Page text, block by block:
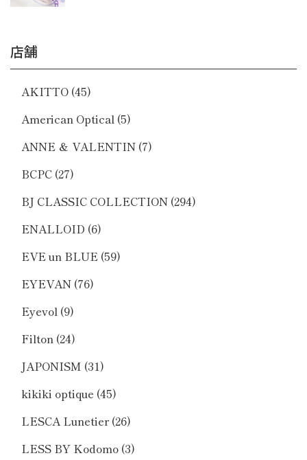
店舗
AKITTO (45)
American Optical (5)
ANNE ＆ VALENTIN (7)
BCPC (27)
BJ CLASSIC COLLECTION (294)
ENALLOID (6)
EVE un BLUE (59)
EYEVAN (76)
Eyevol (9)
Filton (24)
JAPONISM (31)
kikiki optique (45)
LESCA Lunetier(26)
LESS BY Kodomo (3)